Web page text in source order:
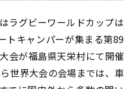
ラグビーワールドカップは
トキャンパーが集まる第89
会が福島県天栄村にて開催
世界大会の会場までは、車